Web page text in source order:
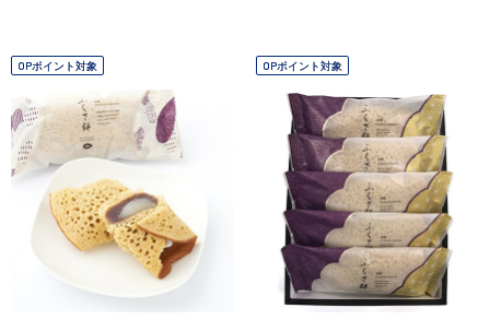
OPポイント対象 OPポイント対象